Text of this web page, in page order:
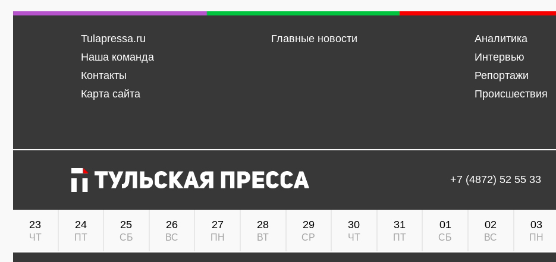
Tulapressa.ru
Наша команда
Контакты
Карта сайта
Главные новости
Аналитика
Интервью
Репортажи
Происшествия
+7 (4872) 52 55 33
23
ЧТ
24
ПТ
25
СБ
26
ВС
27
ПН
28
ВТ
29
СР
30
ЧТ
31
ПТ
01
СБ
02
ВС
03
ПН